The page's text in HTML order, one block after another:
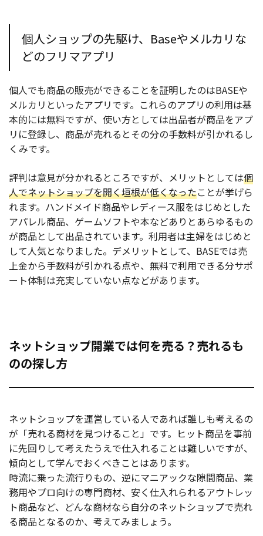
個人ショップの先駆け、Baseやメルカリな
どのフリマアプリ
個人でも商品の販売ができることを証明したのはBASEや
メルカリといったアプリです。これらのアプリの利用は基
本的には無料ですが、使い方としては出品者が商品をアプ
リに登録し、商品が売れるとその分の手数料が引かれるし
くみです。
評判は意見が分かれるところですが、メリットとしては個
人でネットショップを開く垣根が低くなったことが挙げら
れます。ハンドメイド商品やレディース服をはじめとした
アパレル商品、ゲームソフトや本などありとあらゆるもの
が商品として出品されています。利用者は主婦をはじめと
して人気となりました。デメリットとして、BASEでは売
上金から手数料が引かれる点や、無料で利用できる分サポ
ート体制は充実していない点などがあります。
ネットショップ開業では何を売る？売れるも
のの探し方
ネットショップを運営している人であれば誰しも考えるの
が「売れる商材を見つけること」です。ヒット商品を事前
に先回りして考えたうえで仕入れることは難しいですが、
傾向として学んでおくべきことはあります。
時流に乗った流行りもの、逆にマニアックな隙間商品、業
務用やプロ向けの専門商材、安く仕入れられるアウトレッ
ト商品など、どんな商材なら自分のネットショップで売れ
る商品となるのか、考えてみましょう。